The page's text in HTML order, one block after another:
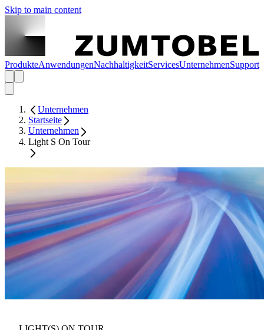
Skip to main content
ProdukteAnwendungenNachhaltigkeitServicesUnternehmenSupport
Unternehmen
Startseite
Unternehmen
Light S On Tour